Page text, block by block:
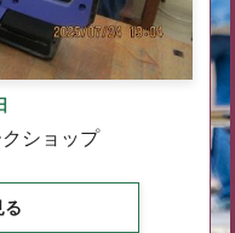
ショップ
る